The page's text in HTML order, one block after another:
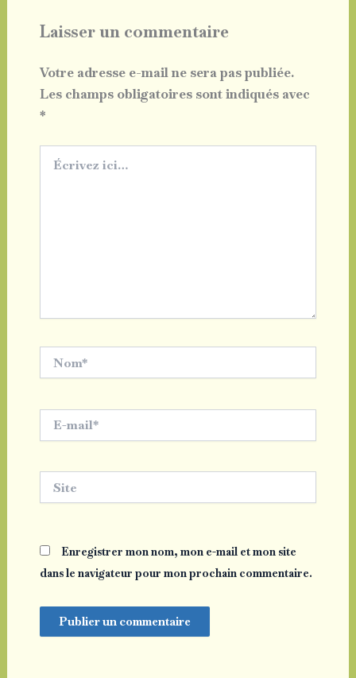
Laisser un commentaire
Votre adresse e-mail ne sera pas publiée.
Les champs obligatoires sont indiqués avec
*
ici…
mail*
Enregistrer mon nom, mon e-mail et mon site
dans le navigateur pour mon prochain commentaire.